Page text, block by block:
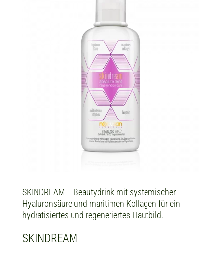
SKINDREAM – Beautydrink mit systemischer
Hyaluronsäure und maritimen Kollagen für ein
hydratisiertes und regeneriertes Hautbild.
SKINDREAM